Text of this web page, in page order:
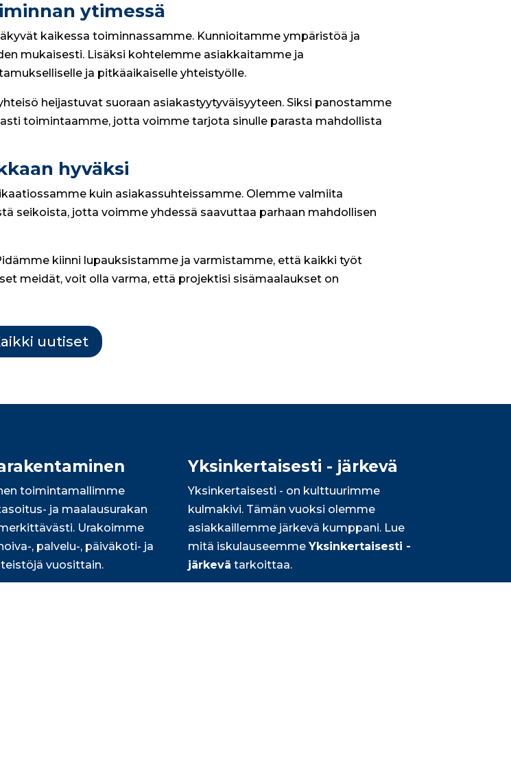
ytimessä
kaikessa toiminnassamme. Kunnioitamme ympäristöä ja
mukaisesti. Lisäksi kohtelemme asiakkaitamme ja
ja pitkäaikaiselle yhteistyölle.
heijastuvat suoraan asiakastyytyväisyyteen. Siksi panostamme
toimintaamme, jotta voimme tarjota sinulle parasta mahdollista
hyväksi
kuin asiakassuhteissamme. Olemme valmiita
seikoista, jotta voimme yhdessä saavuttaa parhaan mahdollisen
kiinni lupauksistamme ja varmistamme, että kaikki työt
meidät, voit olla varma, että projektisi sisämaalaukset on
uutiset
toimintamallimme
ja maalausurakan
Urakoimme
, palvelu-, päiväkoti- ja
vuosittain.
Yksinkertaisesti - järkevä
Yksinkertaisesti - on kulttuurimme
kulmakivi. Tämän vuoksi olemme
asiakkaillemme järkevä kumppani. Lue
mitä iskulauseemmeYksinkertaisesti -
järkevä tarkoittaa.